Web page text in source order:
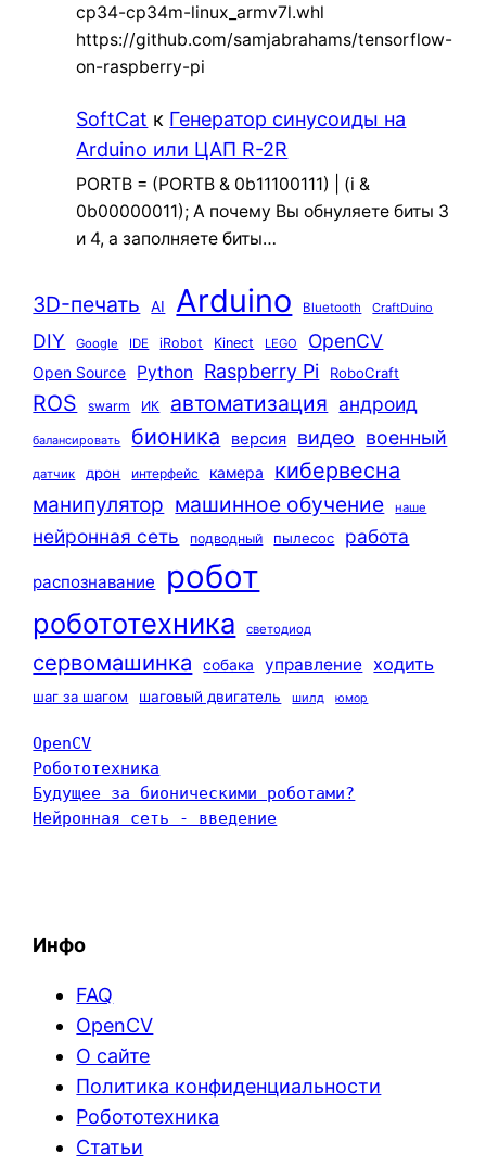
cp34-cp34m-linux_armv7l.whl
https://github.com/samjabrahams/tensorflow-
on-raspberry-pi
SoftCat к Генератор синусоиды на
Arduino или ЦАП R-2R
PORTB = (PORTB & 0b11100111) | (i &
0b00000011); А почему Вы обнуляете биты 3
и 4, а заполняете биты…
3D-печать AI Arduino Bluetooth CraftDuino
DIY Google IDE iRobot Kinect LEGO OpenCV
Open Source Python Raspberry Pi RoboCraft
ROS swarm ИК автоматизация андроид
балансировать бионика версия видео военный
датчик дрон интерфейс камера кибервесна
манипулятор машинное обучение наше
нейронная сеть подводный пылесос работа
распознавание робот
робототехника светодиод
сервомашинка собака управление ходить
шаг за шагом шаговый двигатель шилд юмор
OpenCV
Робототехника
Будущее за бионическими роботами?
Нейронная сеть - введение
Инфо
FAQ
OpenCV
О сайте
Политика конфиденциальности
Робототехника
Статьи